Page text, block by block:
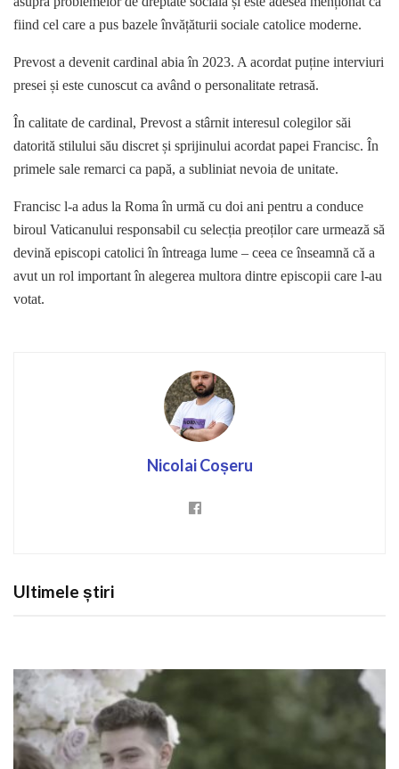
fiind cel care a pus bazele învățăturii sociale catolice moderne.
Prevost a devenit cardinal abia în 2023. A acordat puține interviuri
presei și este cunoscut ca având o personalitate retrasă.
În calitate de cardinal, Prevost a stârnit interesul colegilor săi
datorită stilului său discret și sprijinului acordat papei Francisc. În
primele sale remarci ca papă, a subliniat nevoia de unitate.
Francisc l-a adus la Roma în urmă cu doi ani pentru a conduce
biroul Vaticanului responsabil cu selecția preoților care urmează să
devină episcopi catolici în întreaga lume – ceea ce înseamnă că a
avut un rol important în alegerea multora dintre episcopii care l-au
votat.
Nicolai Coșeru
Ultimele știri